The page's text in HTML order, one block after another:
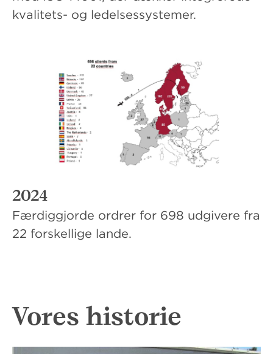
kvalitets- og ledelsessystemer.
2024
Færdiggjorde ordrer for 698 udgivere fra
22 forskellige lande.
Vores historie